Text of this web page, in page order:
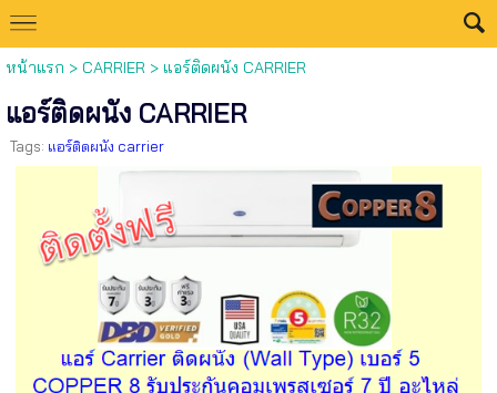
หน้าแรก > CARRIER > แอร์ติดผนัง CARRIER
แอร์ติดผนัง CARRIER
Tags: แอร์ติดผนัง carrier